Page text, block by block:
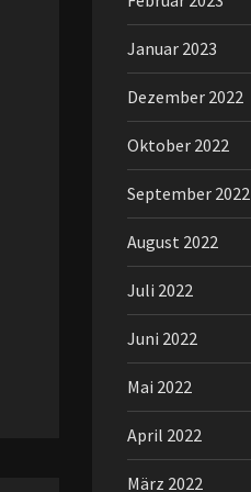
Januar 2023
Dezember 2022
Oktober 2022
September 2022
August 2022
Juli 2022
Juni 2022
Mai 2022
April 2022
März 2022